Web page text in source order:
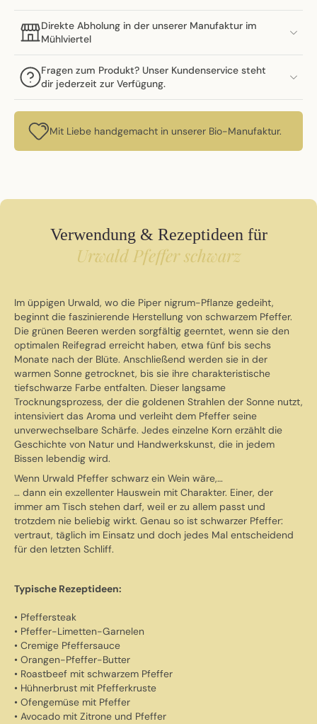
Direkte Abholung in der unserer Manufaktur im
Mühlviertel
Fragen zum Produkt? Unser Kundenservice steht
dir jederzeit zur Verfügung.
Mit Liebe handgemacht in unserer Bio-Manufaktur.
Verwendung & Rezeptideen für
Urwald Pfeffer schwarz
Im üppigen Urwald, wo die Piper nigrum-Pflanze gedeiht,
beginnt die faszinierende Herstellung von schwarzem Pfeffer.
Die grünen Beeren werden sorgfältig geerntet, wenn sie den
optimalen Reifegrad erreicht haben, etwa fünf bis sechs
Monate nach der Blüte. Anschließend werden sie in der
warmen Sonne getrocknet, bis sie ihre charakteristische
tiefschwarze Farbe entfalten. Dieser langsame
Trocknungsprozess, der die goldenen Strahlen der Sonne nutzt,
intensiviert das Aroma und verleiht dem Pfeffer seine
unverwechselbare Schärfe. Jedes einzelne Korn erzählt die
Geschichte von Natur und Handwerkskunst, die in jedem
Bissen lebendig wird.
Wenn Urwald Pfeffer schwarz ein Wein wäre,…
… dann ein exzellenter Hauswein mit Charakter. Einer, der
immer am Tisch stehen darf, weil er zu allem passt und
trotzdem nie beliebig wirkt. Genau so ist schwarzer Pfeffer:
vertraut, täglich im Einsatz und doch jedes Mal entscheidend
für den letzten Schliff.
Typische Rezeptideen:
• Pfeffersteak
• Pfeffer-Limetten-Garnelen
• Cremige Pfeffersauce
• Orangen-Pfeffer-Butter
• Roastbeef mit schwarzem Pfeffer
• Hühnerbrust mit Pfefferkruste
• Ofengemüse mit Pfeffer
• Avocado mit Zitrone und Pfeffer